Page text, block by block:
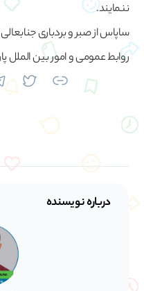
ننمایند.
ساپاس از صبر و بردباری
روابط عمومی و امور بین الملل
درباره نویسنده